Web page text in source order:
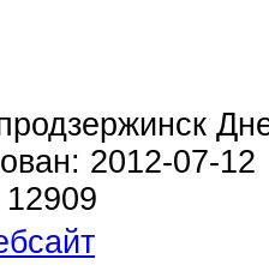
2012-07-12